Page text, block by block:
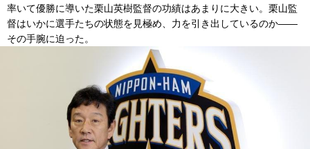
率いて優勝に導いた栗山英樹監督の功績はあまりに大きい。栗山監
督はいかに選手たちの状態を見極め、力を引き出しているのか――
その手腕に迫った。